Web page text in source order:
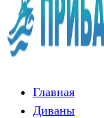
Главная
Диваны